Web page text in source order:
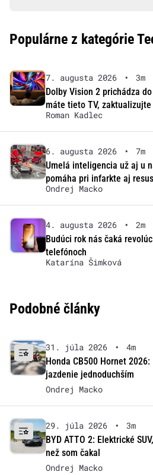
Populárne z kategórie
7. augusta 2026 •
3m
Dolby Vision 2 prichádza
máte tieto TV, zaktualizujte
Roman Kadlec
6. augusta 2026 •
7m
Umelá inteligencia už aj u
pomáha pri infarkte aj
Ondrej Macko
4. augusta 2026 •
2m
Budúci rok nás čaká
telefónoch
Katarína Šimková
Podobné články
31. júla 2026 •
4m
Honda CB500 Hornet
jazdenie jednoduchším
Ondrej Macko
29. júla 2026 •
3m
BYD ATTO 2: Elektrické
než som čakal
Ondrej Macko